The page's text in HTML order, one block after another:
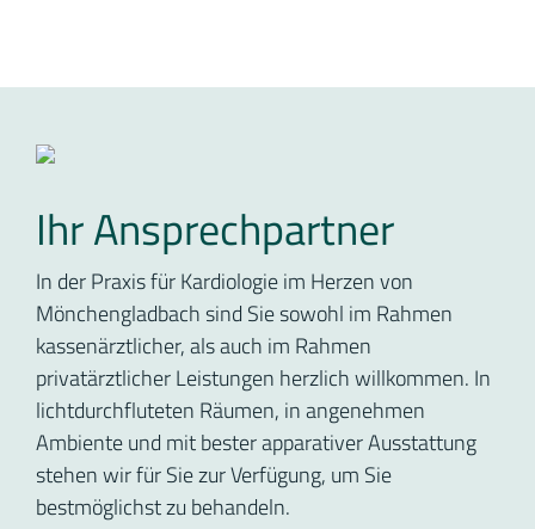
Ihr Ansprechpartner
In der Praxis für Kardiologie im Herzen von
Mönchengladbach sind Sie sowohl im Rahmen
kassenärztlicher, als auch im Rahmen
privatärztlicher Leistungen herzlich willkommen. In
lichtdurchfluteten Räumen, in angenehmen
Ambiente und mit bester apparativer Ausstattung
stehen wir für Sie zur Verfügung, um Sie
bestmöglichst zu behandeln.